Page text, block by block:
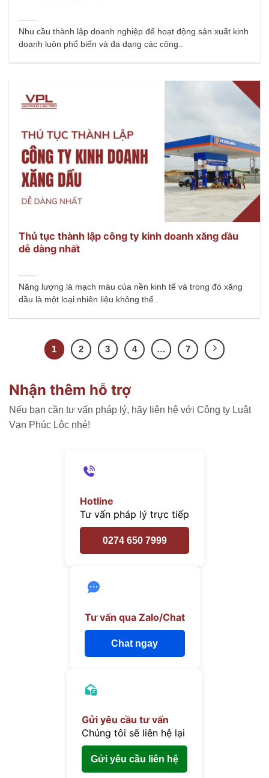
Nhu cầu thành lập doanh nghiệp để hoạt động sản xuất kinh
doanh luôn phổ biến và đa dạng các công..
Thủ tục thành lập công ty kinh doanh xăng dầu
dễ dàng nhất
Năng lượng là mạch máu của nền kinh tế và trong đó xăng
dầu là một loại nhiên liệu không thể..
1 2 3 4 … 7
Nhận thêm hỗ trợ
Nếu bạn cần tư vấn pháp lý, hãy liên hệ với Công ty Luật
Vạn Phúc Lộc nhé!
Hotline
Tư vấn pháp lý trực tiếp
0274 650 7999
Tư vấn qua Zalo/Chat
Chat ngay
Gửi yêu cầu tư vấn
Chúng tôi sẽ liên hệ lại
Gửi yêu cầu liên hệ